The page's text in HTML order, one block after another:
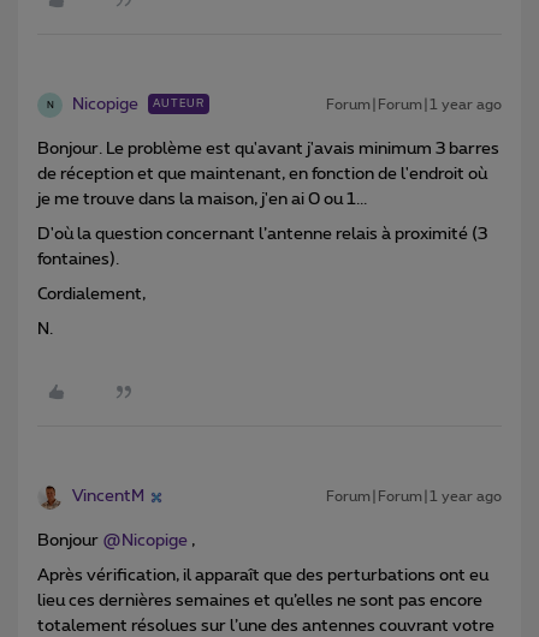
N Nicopige AUTEUR Forum|Forum|1 year ago
Bonjour. Le problème est qu'avant j'avais minimum 3 barres
de réception et que maintenant, en fonction de l'endroit où
je me trouve dans la maison, j'en ai 0 ou 1...
D'où la question concernant l’antenne relais à proximité (3
fontaines).
Cordialement,
N.
VincentM Forum|Forum|1 year ago
Bonjour @Nicopige ,
Après vérification, il apparaît que des perturbations ont eu
lieu ces dernières semaines et qu’elles ne sont pas encore
totalement résolues sur l’une des antennes couvrant votre